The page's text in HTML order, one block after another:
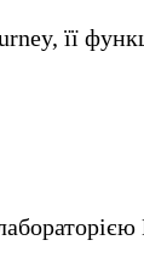
її